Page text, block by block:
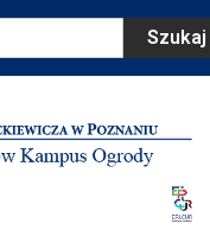
Szukaj